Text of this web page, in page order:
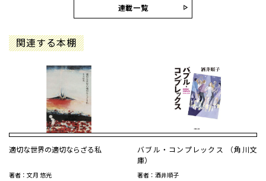
連載一覧
関連する本棚
適切な世界の適切ならざる私
著者：文月 悠光
バブル・コンプレックス （角川文
庫）
著者：酒井順子